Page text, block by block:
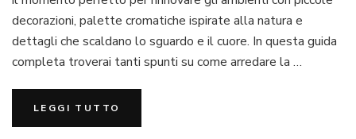
decorazioni, palette cromatiche ispirate alla natura e
dettagli che scaldano lo sguardo e il cuore. In questa guida
completa troverai tanti spunti su come arredare la …
LEGGI TUTTO